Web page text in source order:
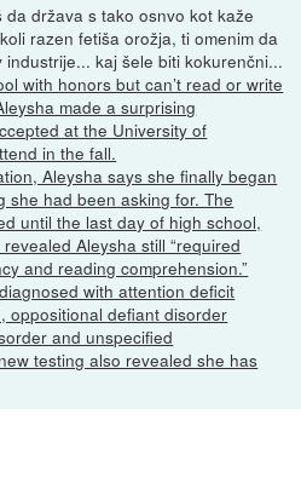
da država s tako osnvo kot kaže
razen fetiša orožja, ti omenim da
kaj šele biti kokurenčni...
with honors but can’t read or write
made a surprising
at the University of
in the fall.
Aleysha says she finally began
she had been asking for. The
until the last day of high school,
Aleysha still “required
and reading comprehension.”
with attention deficit
oppositional defiant disorder
and unspecified
testing also revealed she has